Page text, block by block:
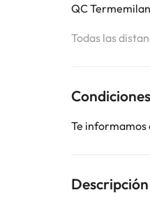
QC
Todas las
Te informamos